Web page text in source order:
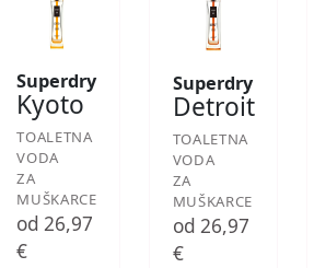
Superdry
Kyoto
TOALETNA
VODA
ZA
MUŠKARCE
od 26,97
€
Superdry
Detroit
TOALETNA
VODA
ZA
MUŠKARCE
od 26,97
€